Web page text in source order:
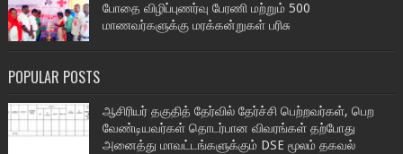
போதை விழிப்புணர்வு பேரணி மற்றும் 500
மாணவர்களுக்கு மரக்கன்றுகள் பரிசு
POPULAR POSTS
ஆசிரியர் தகுதித் தேர்வில் தேர்ச்சி பெற்றவர்கள், பெற
வேண்டியவர்கள் தொடர்பான விவரங்கள் தற்போது
அனைத்து மாவட்டங்களுக்கும் DSE மூலம் தகவல்